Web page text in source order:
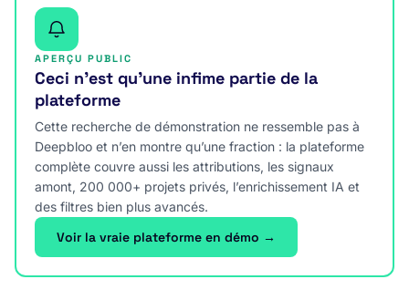
APERÇU PUBLIC
Ceci n’est qu’une infime partie de la
plateforme
Cette recherche de démonstration ne ressemble pas à
Deepbloo et n’en montre qu’une fraction : la plateforme
complète couvre aussi les attributions, les signaux
amont, 200 000+ projets privés, l’enrichissement IA et
des filtres bien plus avancés.
Voir la vraie plateforme en démo →